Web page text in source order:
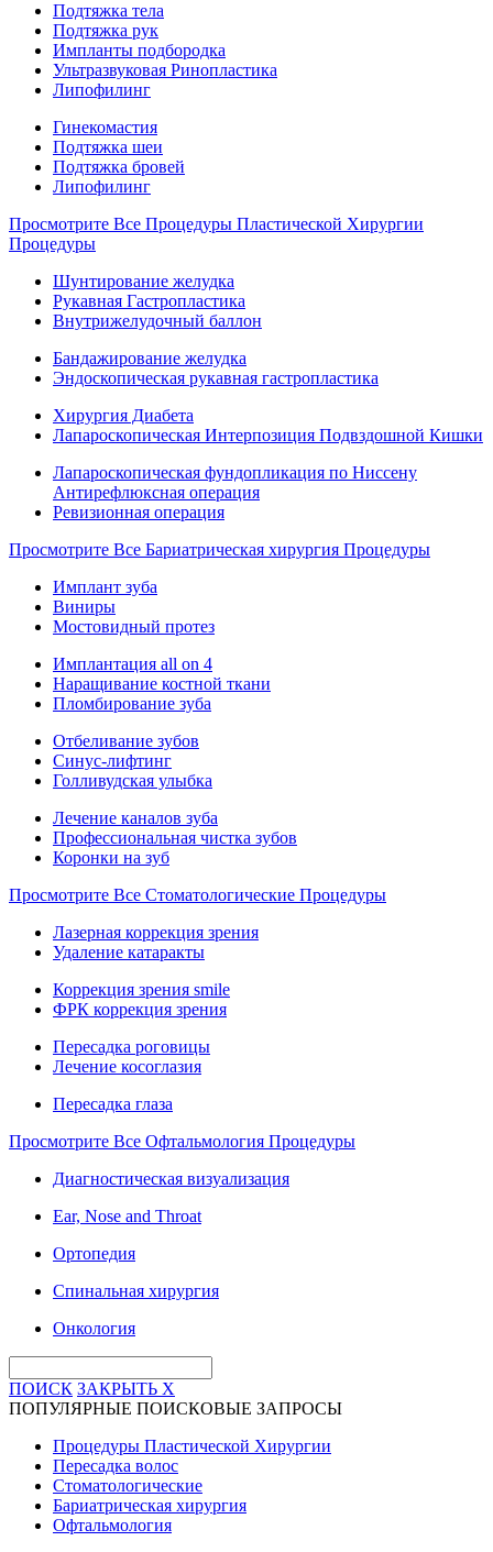
Подтяжка тела
Подтяжка рук
Импланты подбородка
Ультразвуковая Ринопластика
Липофилинг
Гинекомастия
Подтяжка шеи
Подтяжка бровей
Липофилинг
Просмотрите Все Процедуры Пластической Хирургии
Процедуры
Шунтирование желудка
Рукавная Гастропластика
Внутрижелудочный баллон
Бандажирование желудка
Эндоскопическая рукавная гастропластика
Хирургия Диабета
Лапароскопическая Интерпозиция Подвздошной Кишки
Лапароскопическая фундопликация по Ниссену
Антирефлюксная операция
Ревизионная операция
Просмотрите Все Бариатрическая хирургия Процедуры
Имплант зуба
Виниры
Мостовидный протез
Имплантация all on 4
Наращивание костной ткани
Пломбирование зуба
Отбеливание зубов
Синус-лифтинг
Голливудская улыбка
Лечение каналов зуба
Профессиональная чистка зубов
Коронки на зуб
Просмотрите Все Стоматологические Процедуры
Лазерная коррекция зрения
Удаление катаракты
Коррекция зрения smile
ФРК коррекция зрения
Пересадка роговицы
Лечение косоглазия
Пересадка глаза
Просмотрите Все Офтальмология Процедуры
Диагностическая визуализация
Ear, Nose and Throat
Ортопедия
Спинальная хирургия
Онкология
ПОИСК ЗАКРЫТЬ X
ПОПУЛЯРНЫЕ ПОИСКОВЫЕ ЗАПРОСЫ
Процедуры Пластической Хирургии
Пересадка волос
Стоматологические
Бариатрическая хирургия
Офтальмология